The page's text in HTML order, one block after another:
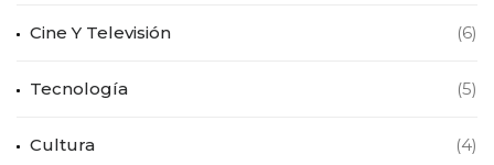
Cine Y Televisión (6)
Tecnología (5)
Cultura (4)